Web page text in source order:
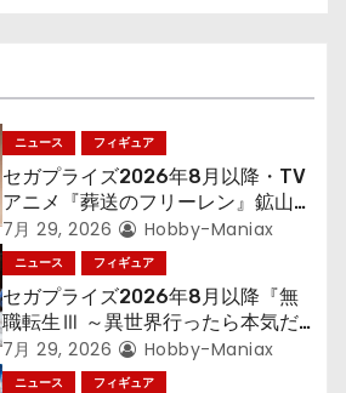
ニュース フィギュア
セガプライズ2026年8月以降・TV
アニメ『葬送のフリーレン』鉱山で
300年働くことになっっちゃった
「フリーレン」を立体化！
7月 29, 2026 Hobby-Maniax
ニュース フィギュア
セガプライズ2026年8月以降『無
職転生Ⅲ ～異世界行ったら本気だ
す～』から「ロキシー」のフィギュ
アが登場！
7月 29, 2026 Hobby-Maniax
ニュース フィギュア